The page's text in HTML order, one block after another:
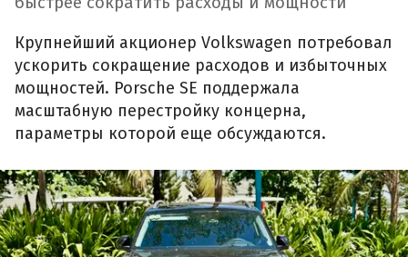
Крупнейший акционер Volkswagen потребовал
ускорить сокращение расходов и избыточных
мощностей. Porsche SE поддержала
масштабную перестройку концерна,
параметры которой еще обсуждаются.